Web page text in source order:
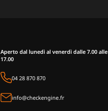
Aperto dal lunedì al venerdì dalle 7.00 alle
17.00
04 28 870 870
info@checkengine.fr